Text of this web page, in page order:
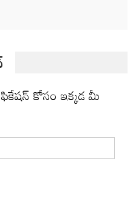
కోసం ఇక్కడ మీ